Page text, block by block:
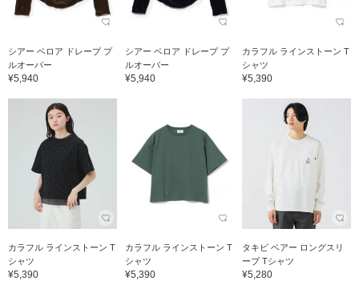
シアー ベロア ドレープ プ
ルオーバー
¥5,940
シアー ベロア ドレープ プ
ルオーバー
¥5,940
カラフル ラインストーン T
シャツ
¥5,390
カラフル ラインストーン T
シャツ
¥5,390
カラフル ラインストーン T
シャツ
¥5,390
タキビ ベアー ロングスリ
ーブ Tシャツ
¥5,280